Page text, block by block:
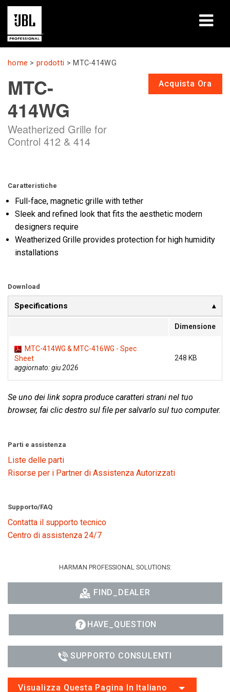
prodotti
Casi di studio
Sessioni di formazione
formazione
Dove acquistare e collegarsi
supporto
home >prodotti > MTC-414WG
MTC-
414WG
Weatherized Grille for
Control 412 & 414
Acquista Ora
Caratteristiche
Full-face, magnetic grille with tether
Sleek and refined look that fits the aesthetic modern
designers require
Weatherized Grille provides protection for high humidity
installations
Download
Specifications
Dimensione
MTC-414WG & MTC-416WG - Spec
Sheet
aggiornato: giu 2026
248 KB
Se uno dei link sopra produce caratteri strani nel tuo
browser, fai clic destro sul file per salvarlo sul tuo computer.
Parti e assistenza
Liste delle parti
Risorse per i Partner di Assistenza Autorizzati
Supporto/FAQ
Contatta il supporto tecnico
Centro di assistenza 24/7
HARMAN PROFESSIONAL SOLUTIONS:
FIND_DEALER
HAVE_QUESTION
SUPPORTO CONSULENTI
Visualizza Questa Pagina In Italiano